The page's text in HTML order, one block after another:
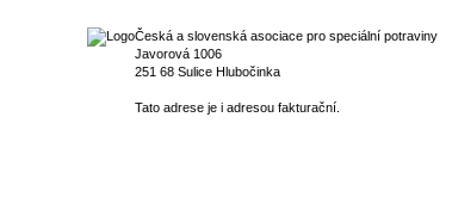
Česká a slovenská asociace pro speciální potraviny
Javorová 1006
251 68 Sulice Hlubočinka
Tato adrese je i adresou fakturační.